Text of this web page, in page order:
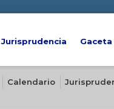
Jurisprudencia
Calendario